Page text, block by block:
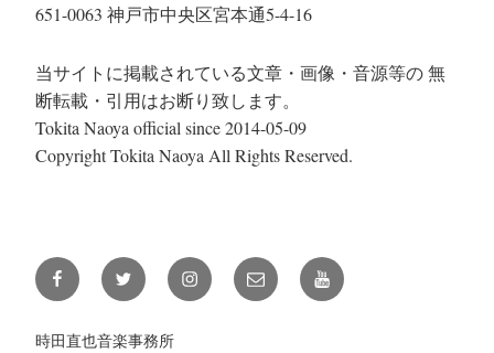
651-0063 神戸市中央区宮本通5-4-16
当サイトに掲載されている文章・画像・音源等の 無
断転載・引用はお断り致します。
Tokita Naoya official since 2014-05-09
Copyright Tokita Naoya All Rights Reserved.
Facebook Twitter Instagramメ
ー
YouTube
時田直也音楽事務所